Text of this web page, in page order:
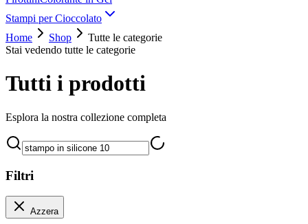
Stampi per Cioccolato
Home
Shop
Tutte le categorie
Stai vedendo tutte le categorie
Tutti i prodotti
Esplora la nostra collezione completa
Filtri
Azzera